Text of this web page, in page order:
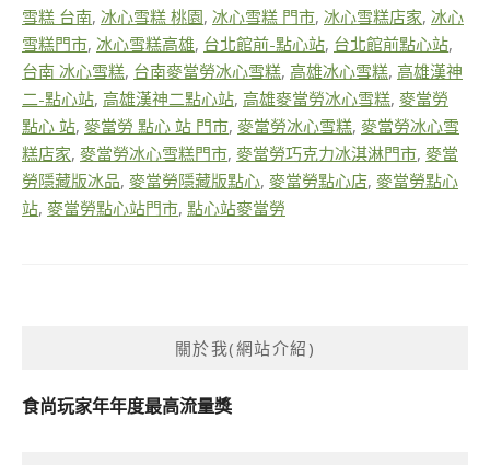
雪糕 台南, 冰心雪糕 桃園, 冰心雪糕 門市, 冰心雪糕店家, 冰心
雪糕門市, 冰心雪糕高雄, 台北館前-點心站, 台北館前點心站,
台南 冰心雪糕, 台南麥當勞冰心雪糕, 高雄冰心雪糕, 高雄漢神
二-點心站, 高雄漢神二點心站, 高雄麥當勞冰心雪糕, 麥當勞
點心 站, 麥當勞 點心 站 門市, 麥當勞冰心雪糕, 麥當勞冰心雪
糕店家, 麥當勞冰心雪糕門市, 麥當勞巧克力冰淇淋門市, 麥當
勞隱藏版冰品, 麥當勞隱藏版點心, 麥當勞點心店, 麥當勞點心
站, 麥當勞點心站門市, 點心站麥當勞
關於我(網站介紹)
食尚玩家年年度最高流量獎